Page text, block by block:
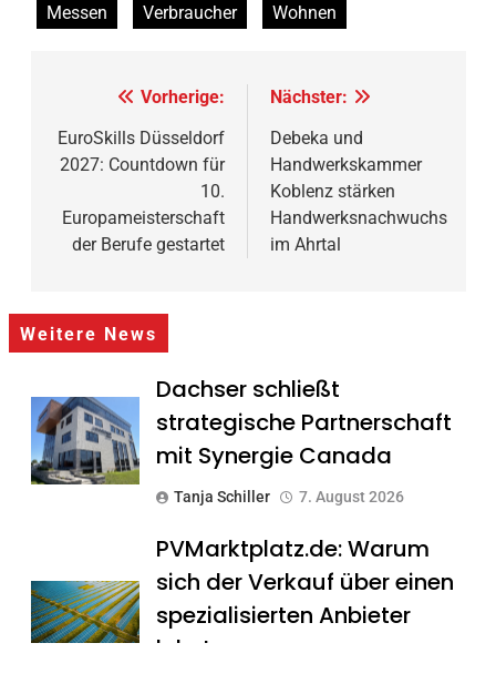
Messen
Verbraucher Wohnen
Beitragsnavigation
Vorherige:
EuroSkills Düsseldorf
2027: Countdown für
10.
Europameisterschaft
der Berufe gestartet
Nächster:
Debeka und
Handwerkskammer
Koblenz stärken
Handwerksnachwuchs
im Ahrtal
Weitere News
Dachser schließt
strategische Partnerschaft
mit Synergie Canada
Tanja Schiller 7. August 2026
PVMarktplatz.de: Warum
sich der Verkauf über einen
spezialisierten Anbieter
lohnt